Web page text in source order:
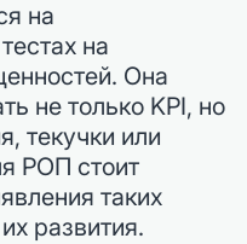
на
на
Она
не только KPI, но
текучки или
РОП стоит
таких
развития.